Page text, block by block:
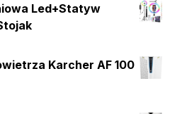
Led+Statyw
Karcher AF 100